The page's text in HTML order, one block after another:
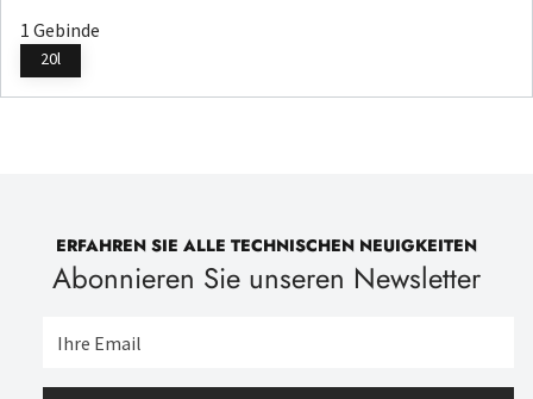
1 Gebinde
20l
ERFAHREN SIE ALLE TECHNISCHEN NEUIGKEITEN
Abonnieren Sie unseren Newsletter